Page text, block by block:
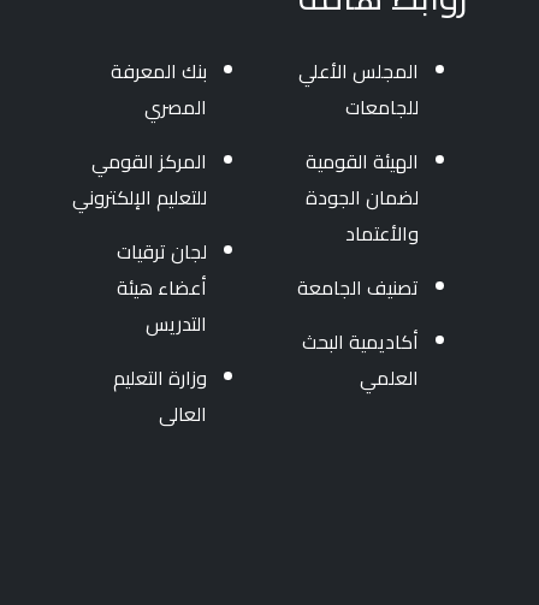
المجلس الأعلي
للجامعات
الهيئة القومية
لضمان الجودة
والأعتماد
تصنيف الجامعة
أكاديمية البحث
العلمي
بنك المعرفة
المصري
المركز القومي
للتعليم الإلكتروني
لجان ترقيات
أعضاء هيئة
التدريس
وزارة التعليم
العالى